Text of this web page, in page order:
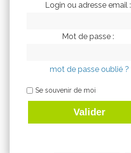
Login ou adresse email :
Mot de passe :
mot de passe oublié ?
Se souvenir de moi